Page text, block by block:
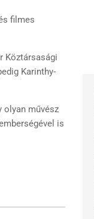
filmes
Köztársasági
Karinthy-
olyan művész
is